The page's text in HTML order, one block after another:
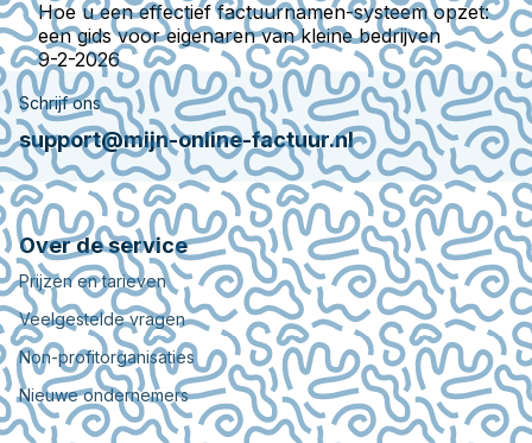
Hoe u een effectief factuurnamen-systeem opzet:
een gids voor eigenaren van kleine bedrijven
9-2-2026
Schrijf ons
support@mijn-online-factuur.nl
Over de service
Prijzen en tarieven
Veelgestelde vragen
Non-profitorganisaties
Nieuwe ondernemers